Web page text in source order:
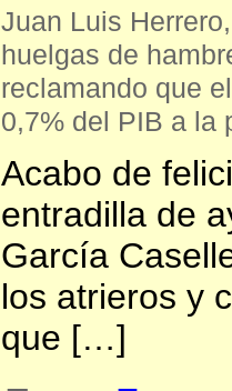
Juan Luis
huelgas de
reclamando que
0,7% del PIB a la
Acabo de
entradilla de
García
los atrieros y
que […]